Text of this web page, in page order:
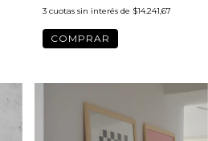
3 cuotas sin interés de $14.241,67